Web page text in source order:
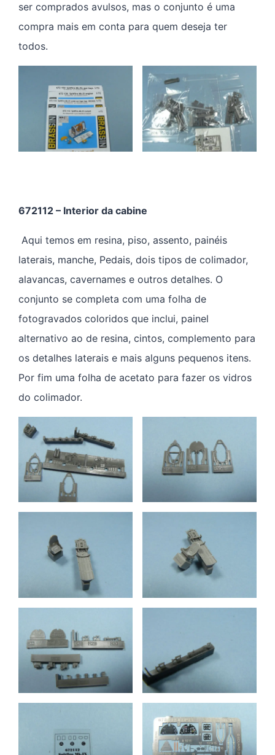
ser comprados avulsos, mas o conjunto é uma
compra mais em conta para quem deseja ter
todos.
672112 – Interior da cabine
Aqui temos em resina, piso, assento, painéis
laterais, manche, Pedais, dois tipos de colimador,
alavancas, cavernames e outros detalhes. O
conjunto se completa com uma folha de
fotogravados coloridos que inclui, painel
alternativo ao de resina, cintos, complemento para
os detalhes laterais e mais alguns pequenos itens.
Por fim uma folha de acetato para fazer os vidros
do colimador.